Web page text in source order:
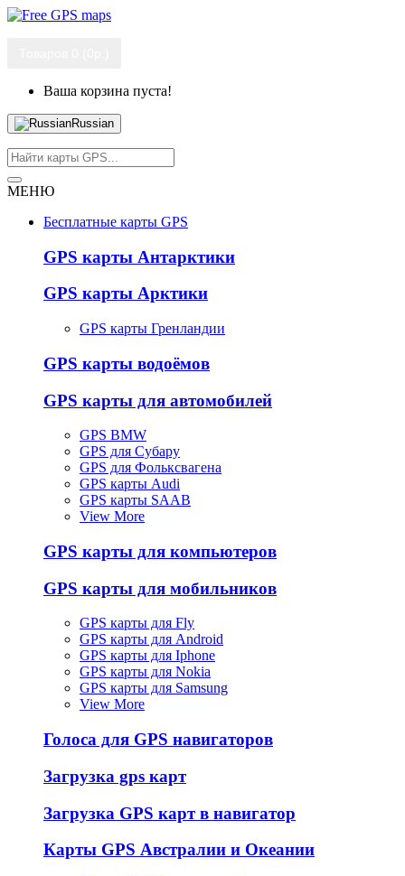
Ваша корзина пуста!
Russian
МЕНЮ
Бесплатные карты GPS
GPS карты Антарктики
GPS карты Арктики
GPS карты Гренландии
GPS карты водоёмов
GPS карты для автомобилей
GPS BMW
GPS для Субару
GPS для Фольксвагена
GPS карты Audi
GPS карты SAAB
View More
GPS карты для компьютеров
GPS карты для мобильников
GPS карты для Fly
GPS карты для Android
GPS карты для Iphone
GPS карты для Nokia
GPS карты для Samsung
View More
Голоса для GPS навигаторов
Загрузка gps карт
Загрузка GPS карт в навигатор
Карты GPS Австралии и Океании